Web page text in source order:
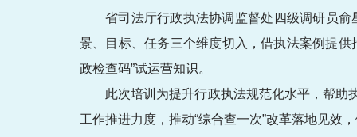
省司法厅行政执法协调监督处四级调研员俞
景、目标、任务三个维度切入，借执法案例提
政检查码”试运营知识。
此次培训为提升行政执法规范化水平，帮助
工作推进力度，推动“综合查一次”改革落地见效